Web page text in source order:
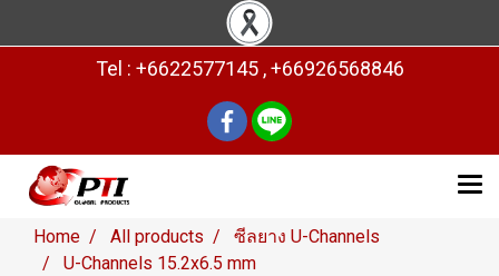
Tel : +6622577145 , +66926568846
Home All products
ซีลยาง U-Channels
U-Channels 15.2x6.5 mm